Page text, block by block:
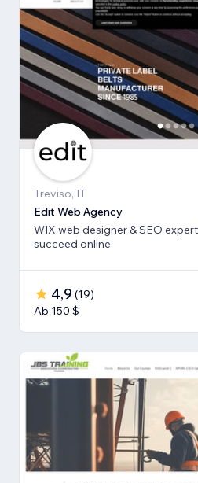
Treviso, IT
Edit Web Agency
WIX web designer & SEO
succeed online
4,9 (19)
Ab 150 $